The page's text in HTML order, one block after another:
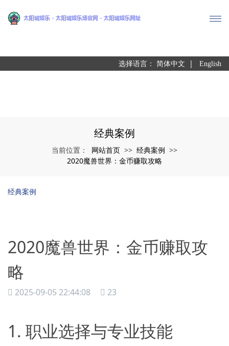
尊龙凯时
选择语言： 简体中文 | English
经典案例
当前位置： 网站首页 >> 经典案例 >>
2020魔兽世界：金币赚取攻略
经典案例
2020魔兽世界：金币赚取攻
略
2025-09-05 22:44:08 23
1. 职业选择与专业技能